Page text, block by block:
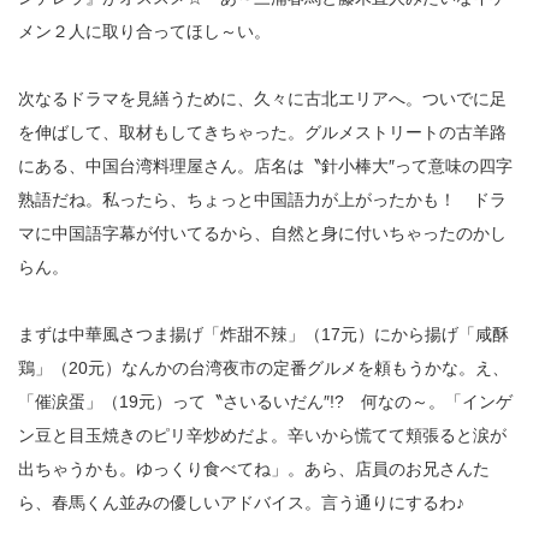
メン２人に取り合ってほし～い。
次なるドラマを見繕うために、久々に古北エリアへ。ついでに足
を伸ばして、取材もしてきちゃった。グルメストリートの古羊路
にある、中国台湾料理屋さん。店名は〝針小棒大″って意味の四字
熟語だね。私ったら、ちょっと中国語力が上がったかも！ ドラ
マに中国語字幕が付いてるから、自然と身に付いちゃったのかし
らん。
まずは中華風さつま揚げ「炸甜不辣」（17元）にから揚げ「咸酥
鶏」（20元）なんかの台湾夜市の定番グルメを頼もうかな。え、
「催涙蛋」（19元）って〝さいるいだん″!? 何なの～。「インゲ
ン豆と目玉焼きのピリ辛炒めだよ。辛いから慌てて頬張ると涙が
出ちゃうかも。ゆっくり食べてね」。あら、店員のお兄さんた
ら、春馬くん並みの優しいアドバイス。言う通りにするわ♪